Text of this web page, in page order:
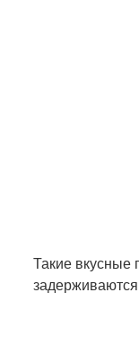
Такие вкусные